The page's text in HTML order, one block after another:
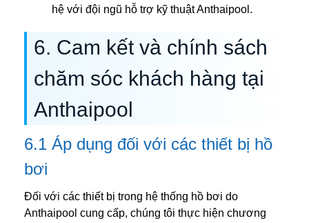
hệ với đội ngũ hỗ trợ kỹ thuật Anthaipool.
6. Cam kết và chính sách
chăm sóc khách hàng tại
Anthaipool
6.1 Áp dụng đối với các thiết bị hồ
bơi
Đối với các thiết bị trong hệ thống hồ bơi do
Anthaipool cung cấp, chúng tôi thực hiện chương